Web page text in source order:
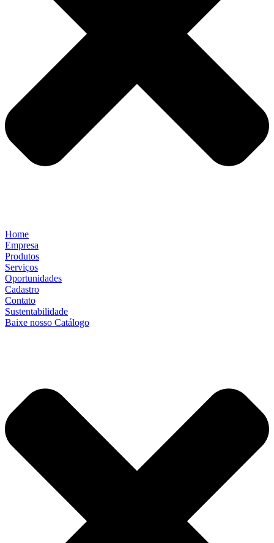
Home
Empresa
Produtos
Serviços
Oportunidades
Cadastro
Contato
Sustentabilidade
Baixe nosso Catálogo